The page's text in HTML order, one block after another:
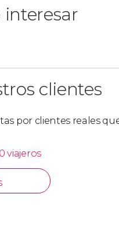
clientes
por clientes reales
viajeros